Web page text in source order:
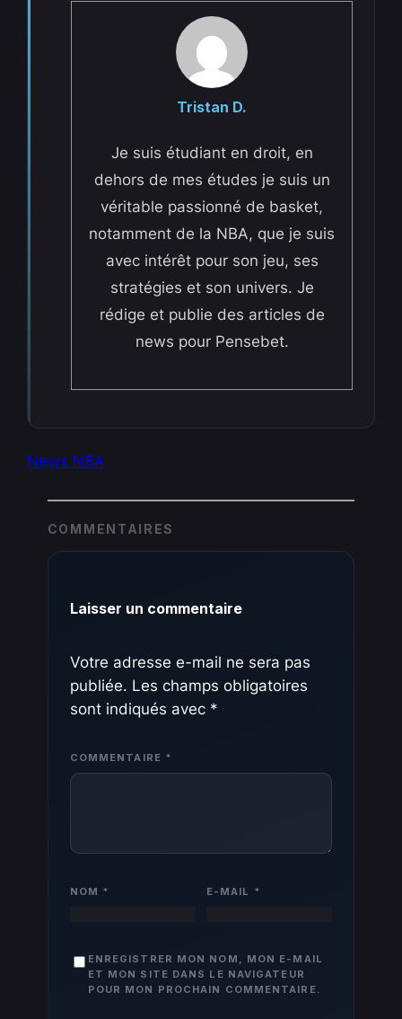
Tristan D.
Je suis étudiant en droit, en
dehors de mes études je suis un
véritable passionné de basket,
notamment de la NBA, que je suis
avec intérêt pour son jeu, ses
stratégies et son univers. Je
rédige et publie des articles de
news pour Pensebet.
News NBA
COMMENTAIRES
Laisser un commentaire
Votre adresse e-mail ne sera pas
publiée. Les champs obligatoires
sont indiqués avec *
COMMENTAIRE *
NOM * E-MAIL *
ENREGISTRER MON NOM, MON E-MAIL
ET MON SITE DANS LE NAVIGATEUR
POUR MON PROCHAIN COMMENTAIRE.